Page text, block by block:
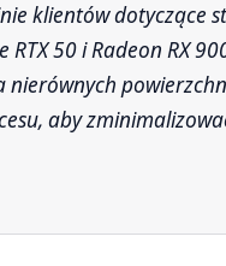
RTX 50 i Radeon RX
aby